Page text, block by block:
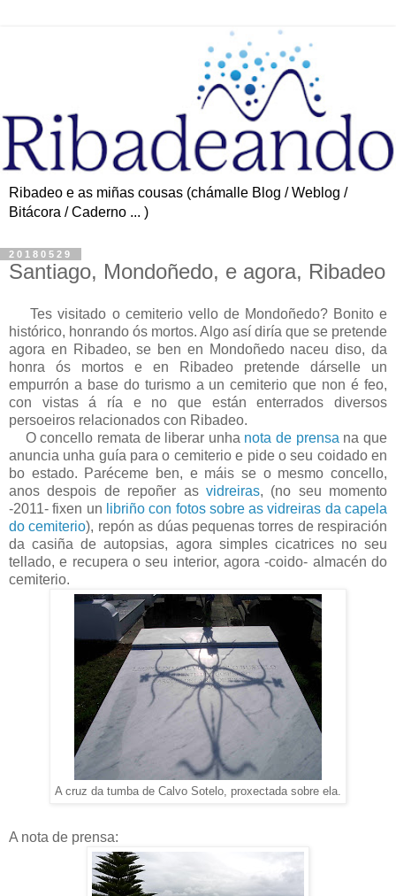
Ribadeo e as miñas cousas (chámalle Blog / Weblog /
Bitácora / Caderno ... )
20180529
Santiago, Mondoñedo, e agora, Ribadeo
Tes visitado o cemiterio vello de Mondoñedo? Bonito e
histórico, honrando ós mortos. Algo así diría que se pretende
agora en Ribadeo, se ben en Mondoñedo naceu diso, da
honra ós mortos e en Ribadeo pretende dárselle un
empurrón a base do turismo a un cemiterio que non é feo,
con vistas á ría e no que están enterrados diversos
persoeiros relacionados con Ribadeo.
O concello remata de liberar unha nota de prensa na que
anuncia unha guía para o cemiterio e pide o seu coidado en
bo estado. Paréceme ben, e máis se o mesmo concello,
anos despois de repoñer as vidreiras, (no seu momento
-2011- fixen un libriño con fotos sobre as vidreiras da capela
do cemiterio), repón as dúas pequenas torres de respiración
da casiña de autopsias, agora simples cicatrices no seu
tellado, e recupera o seu interior, agora -coido- almacén do
cemiterio.
A cruz da tumba de Calvo Sotelo, proxectada sobre ela.
A nota de prensa: